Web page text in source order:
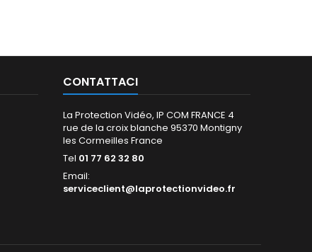
CONTATTACI
La Protection Vidéo, IP COM FRANCE 4
rue de la croix blanche 95370 Montigny
les Cormeilles France
Tel 01 77 62 32 80
Email:
serviceclient@laprotectionvideo.fr